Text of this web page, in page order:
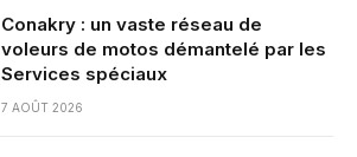
Conakry : un vaste réseau de
voleurs de motos démantelé par les
Services spéciaux
7 AOÛT 2026